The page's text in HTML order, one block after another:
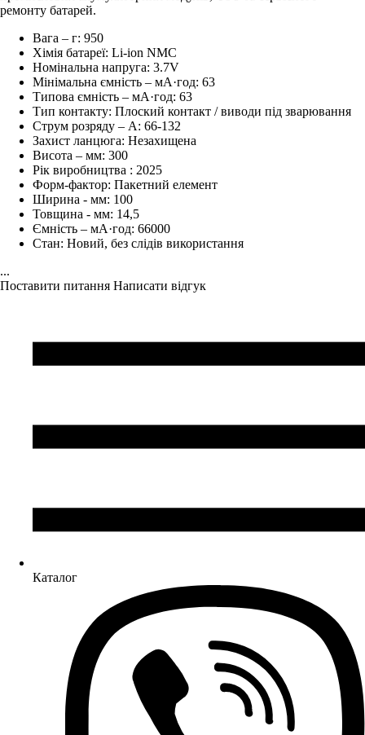
ремонту батарей.
Вага – г: 950
Хімія батареї: Li-ion NMC
Номінальна напруга: 3.7V
Мінімальна ємність – мА·год: 63
Типова ємність – мА·год: 63
Тип контакту: Плоский контакт / виводи під зварювання
Струм розряду – А: 66-132
Захист ланцюга: Незахищена
Висота – мм: 300
Рік виробництва : 2025
Форм-фактор: Пакетний елемент
Ширина - мм: 100
Товщина - мм: 14,5
Ємність – мА·год: 66000
Стан: Новий, без слідів використання
...
Поставити питання Написати відгук
Каталог